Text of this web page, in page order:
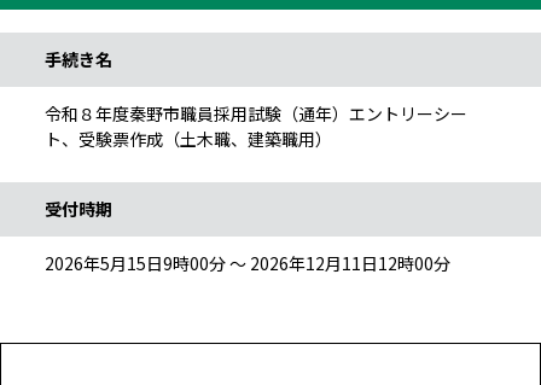
手続き名
令和８年度秦野市職員採用試験（通年）エントリーシー
ト、受験票作成（土木職、建築職用）
受付時期
2026年5月15日9時00分 ～ 2026年12月11日12時00分